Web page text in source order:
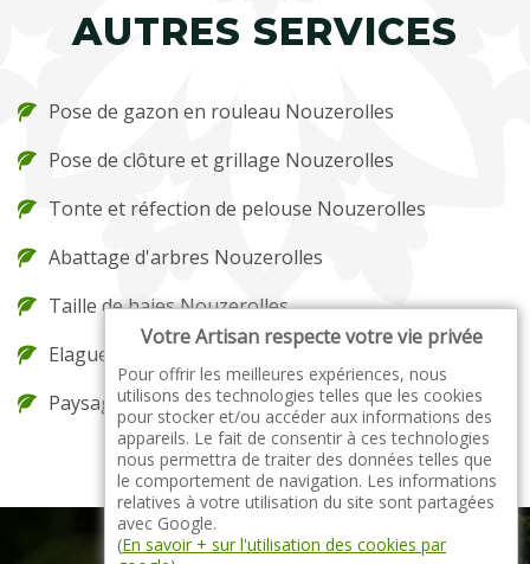
AUTRES SERVICES
Pose de gazon en rouleau Nouzerolles
Pose de clôture et grillage Nouzerolles
Tonte et réfection de pelouse Nouzerolles
Abattage d'arbres Nouzerolles
Taille de haies Nouzerolles
Elagueur Nouzerolles
Paysagiste Nouzerolles
Votre Artisan respecte votre vie privée
Pour offrir les meilleures expériences, nous
utilisons des technologies telles que les cookies
pour stocker et/ou accéder aux informations des
appareils. Le fait de consentir à ces technologies
nous permettra de traiter des données telles que
le comportement de navigation. Les informations
relatives à votre utilisation du site sont partagées
avec Google.
(En savoir + sur l'utilisation des cookies par